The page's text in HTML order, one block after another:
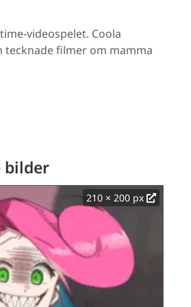
videospelet. Coola
tecknade filmer om mamma
bilder
210 × 200 px